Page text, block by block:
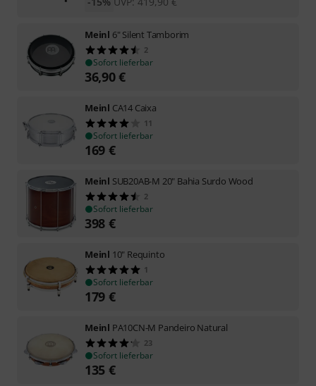
Meinl 6" Silent Tamborim
2
Sofort lieferbar
36,90€
Meinl CA14 Caixa
11
Sofort lieferbar
169 €
Meinl SUB20AB-M 20" Bahia Surdo Wood
2
Sofort lieferbar
398 €
Meinl 10" Requinto
1
Sofort lieferbar
179 €
Meinl PA10CN-M Pandeiro Natural
23
Sofort lieferbar
135 €